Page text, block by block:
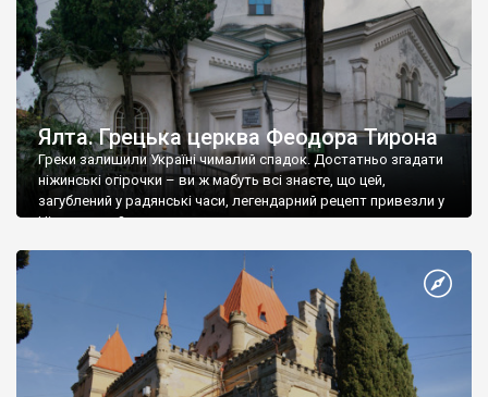
Ялта. Грецька церква Феодора Тирона
Греки залишили Україні чималий спадок. Достатньо згадати
ніжинські огірочки – ви ж мабуть всі знаєте, що цей,
загублений у радянські часи, легендарний рецепт привезли у
Ніжин греки?